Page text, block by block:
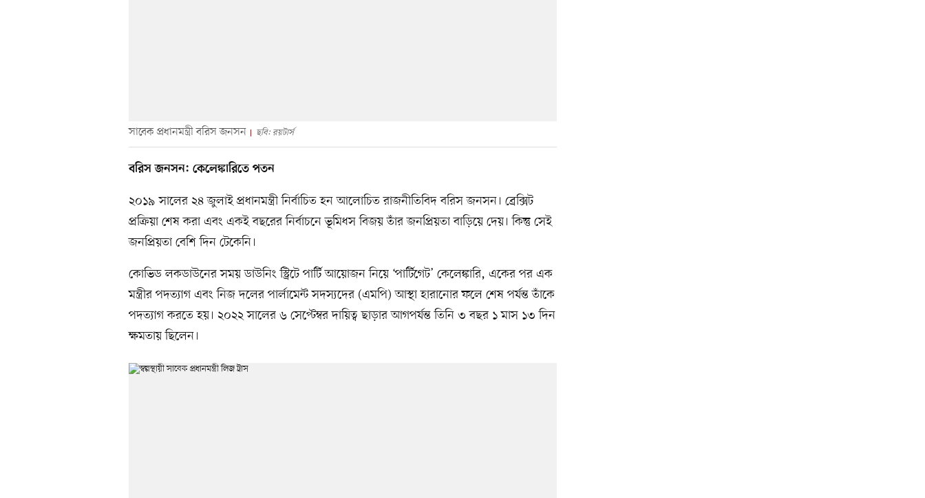
সাবেক প্রধানমন্ত্রী বরিস জনসন ছবি: রয়টার্স
বরিস জনসন: কেলেঙ্কারিতে পতন
২০১৯ সালের ২৪ জুলাই প্রধানমন্ত্রী নির্বাচিত হন আলোচিত রাজনীতিবিদ বরিস জনসন। ব্রেক্সিট
প্রক্রিয়া শেষ করা এবং একই বছরের নির্বাচনে ভূমিধস বিজয় তাঁর জনপ্রিয়তা বাড়িয়ে দেয়। কিন্তু সেই
জনপ্রিয়তা বেশি দিন টেকেনি।
কোভিড লকডাউনের সময় ডাউনিং স্ট্রিটে পার্টি আয়োজন নিয়ে ‘পার্টিগেট’ কেলেঙ্কারি, একের পর এক
মন্ত্রীর পদত্যাগ এবং নিজ দলের পার্লামেন্ট সদস্যদের (এমপি) আস্থা হারানোর ফলে শেষ পর্যন্ত তাঁকে
পদত্যাগ করতে হয়। ২০২২ সালের ৬ সেপ্টেম্বর দায়িত্ব ছাড়ার আগপর্যন্ত তিনি ৩ বছর ১ মাস ১৩ দিন
ক্ষমতায় ছিলেন।